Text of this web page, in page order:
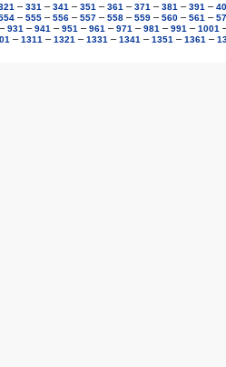
– 331 – 341 – 351 – 361 – 371 – 381 – 391 –
– 555– 556– 557– 558– 559– 560– 561 –
– 931 – 941 – 951 – 961 – 971 – 981 – 991 – 1001
– 1311 – 1321 – 1331 – 1341 – 1351 – 1361 –